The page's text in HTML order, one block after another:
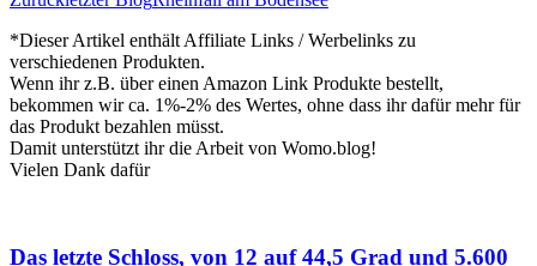
*Dieser Artikel enthält Affiliate Links / Werbelinks zu
verschiedenen Produkten.
Wenn ihr z.B. über einen Amazon Link Produkte bestellt,
bekommen wir ca. 1%-2% des Wertes, ohne dass ihr dafür mehr für
das Produkt bezahlen müsst.
Damit unterstützt ihr die Arbeit von Womo.blog!
Vielen Dank dafür
Das letzte Schloss, von 12 auf 44,5 Grad und 5.600